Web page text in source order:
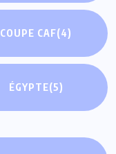
COUPE CAF(4)
ÉGYPTE(5)